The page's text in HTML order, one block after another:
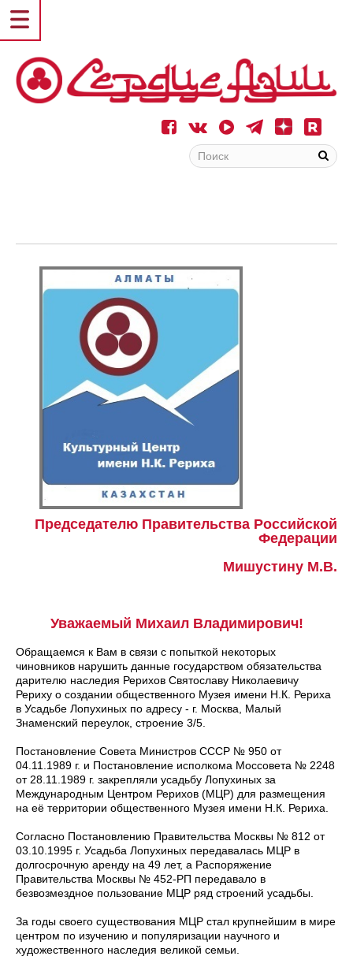
Председателю Правительства Российской
Федерации
Мишустину М.В.
Уважаемый Михаил Владимирович!
Обращаемся к Вам в связи с попыткой некоторых
чиновников нарушить данные государством обязательства
дарителю наследия Рерихов Святославу Николаевичу
Рериху о создании общественного Музея имени Н.К. Рериха
в Усадьбе Лопухиных по адресу - г. Москва, Малый
Знаменский переулок, строение 3/5.
Постановление Совета Министров СССР № 950 от
04.11.1989 г. и Постановление исполкома Моссовета № 2248
от 28.11.1989 г. закрепляли усадьбу Лопухиных за
Международным Центром Рерихов (МЦР) для размещения
на её территории общественного Музея имени Н.К. Рериха.
Согласно Постановлению Правительства Москвы № 812 от
03.10.1995 г. Усадьба Лопухиных передавалась МЦР в
долгосрочную аренду на 49 лет, а Распоряжение
Правительства Москвы № 452-РП передавало в
безвозмездное пользование МЦР ряд строений усадьбы.
За годы своего существования МЦР стал крупнейшим в мире
центром по изучению и популяризации научного и
художественного наследия великой семьи.